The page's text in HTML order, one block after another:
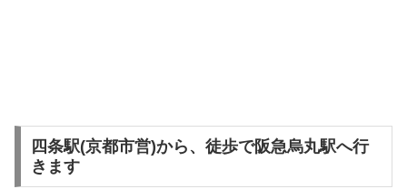
四条駅(京都市営)から、徒歩で阪急烏丸駅へ行
きます